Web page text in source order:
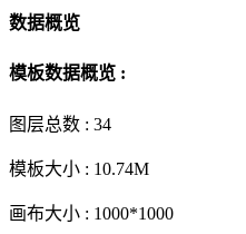
数据概览
模板数据概览 :
图层总数 : 34
模板大小 : 10.74M
画布大小 : 1000*1000